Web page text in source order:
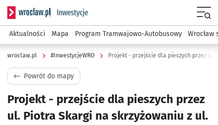
Serwis informacyjny wroclaw.pl podserwis:
Aktualności Mapa Program Tramwajowo-Autobusowy Wrocław
wroclaw.pl #InwestycjeWRO
Powrót do mapy
Projekt - przejście dla pieszych przez
ul. Piotra Skargi na skrzyżowaniu z ul.